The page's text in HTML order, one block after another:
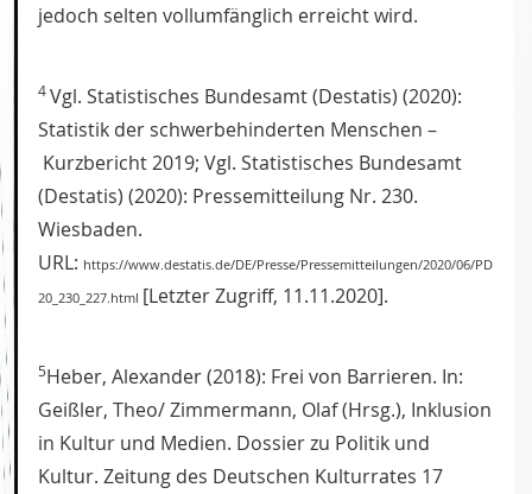
jedoch selten vollumfänglich erreicht wird.
4Vgl. Statistisches Bundesamt (Destatis) (2020):
Statistik der schwerbehinderten Menschen –
Kurzbericht 2019; Vgl. Statistisches Bundesamt
(Destatis) (2020): Pressemitteilung Nr. 230.
Wiesbaden.
URL: https://www.destatis.de/DE/Presse/Pressemitteilungen/2020/06/PD
20_230_227.html [Letzter Zugriff, 11.11.2020].
5Heber, Alexander (2018): Frei von Barrieren. In:
Geißler, Theo/ Zimmermann, Olaf (Hrsg.), Inklusion
in Kultur und Medien. Dossier zu Politik und
Kultur. Zeitung des Deutschen Kulturrates 17